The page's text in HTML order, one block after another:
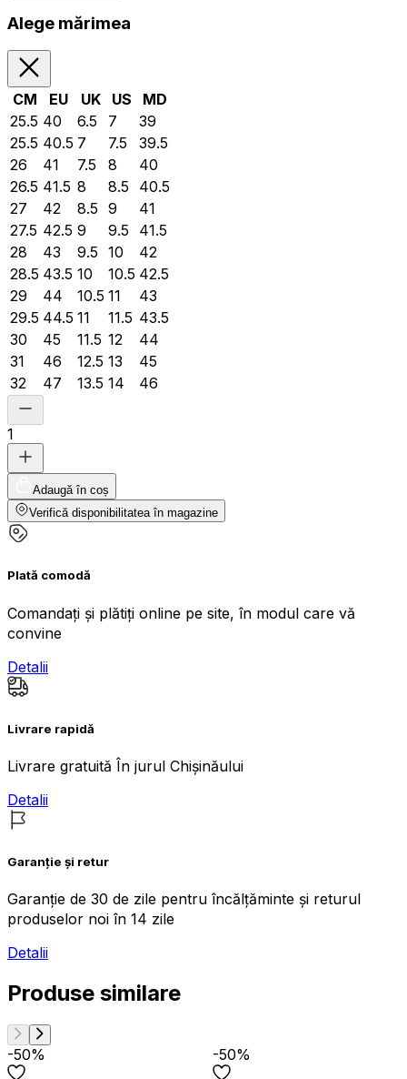
Alege mărimea
CM EU UK US
MD
25.5 40 6.5 7
39
25.5 40.5 7 7.5
39.5
26
41 7.5 8
40
26.5 41.5 8 8.5
40.5
27
42 8.5 9
41
27.5 42.5 9 9.5
41.5
28
43 9.5 10
42
28.5 43.5 10 10.5 42.5
29
44 10.5 11
43
29.5 44.5 11 11.5 43.5
30
45 11.5 12
44
31
46 12.5 13
45
32
47 13.5 14 46
1
Adaugă în coș
Verifică disponibilitatea în magazine
Plată comodă
Comandați și plătiți online pe site, în modul care vă
convine
Detalii
Livrare rapidă
Livrare gratuită În jurul Chișinăului
Detalii
Garanție și retur
Garanție de 30 de zile pentru încălțăminte și returul
produselor noi în 14 zile
Detalii
Produse similare
-50% -50%